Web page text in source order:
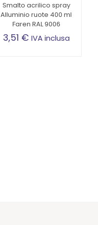
Smalto acrilico spray
Alluminio ruote 400 ml
Faren RAL 9006
3,51 € IVA inclusa